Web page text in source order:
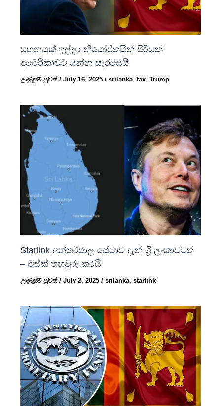
සහනයක් ඉල්ලා නියෝජිතයින් පිරිසක්
අමෙරිකාවට යන්න සැරසෙයි
උණුසුම් පුවත්/July 16, 2025/srilanka,tax,Trump
Starlink අන්තර්ජාල සේවාව දැන් ශ්‍රී ලංකාවටත්
– මස්ක් තහවුරු කරයි
උණුසුම් පුවත්/July 2, 2025/srilanka,starlink